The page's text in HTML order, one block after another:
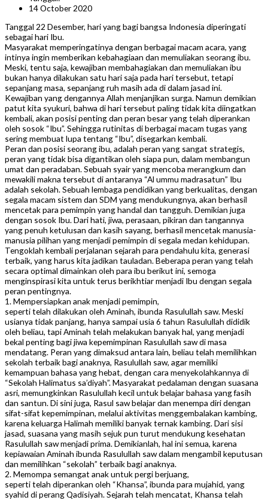
14 October 2020
Tanggal 22 Desember, hari yang bagi bangsa Indonesia diperingati
sebagai hari Ibu.
Masyarakat memperingatinya dengan berbagai macam acara, yang
intinya ingin memberikan kebahagiaan dan memuliakan seorang ibu.
Meski, tentu saja, kewajiban membahagiakan dan memuliakan ibu
bukan hanya dilakukan satu hari saja pada hari tersebut, tetapi
sepanjang masa, sepanjang ruh masih ada di dalam jasad ini.
Kewajiban yang dengannya Allah menjanjikan surga. Namun demikian
patut kita syukuri, bahwa di hari tersebut paling tidak kita diingatkan
kembali, akan posisi penting dan peran besar yang telah diperankan
oleh sosok “Ibu”. Sehingga rutinitas di berbagai macam tugas yang
sering membuat lupa tentang “Ibu”, disegarkan kembali.
Peran dan posisi seorang ibu, adalah peran yang sangat strategis,
peran yang tidak bisa digantikan oleh siapa pun, dalam membangun
umat dan peradaban. Sebuah syair yang mencoba merangkum dan
mewakili makna tersebut di antaranya “Al ummu madrasatun” Ibu
adalah sekolah. Sebuah lembaga pendidikan yang berkualitas, dengan
segala macam sistem dan SDM yang mendukungnya, akan berhasil
mencetak para pemimpin yang handal dan tangguh. Demikian juga
dengan sosok Ibu. Dari hati, jiwa, perasaan, pikiran dan tangannya
yang penuh ketulusan dan kasih sayang, berhasil mencetak manusia-
manusia pilihan yang menjadi pemimpin di segala medan kehidupan.
Tengoklah kembali perjalanan sejarah para pendahulu kita, generasi
terbaik, yang harus kita jadikan tauladan. Beberapa peran yang telah
secara optimal dimainkan oleh para ibu berikut ini, semoga
menginspirasi kita untuk terus berikhtiar menjadi Ibu dengan segala
peran pentingnya.
1. Mempersiapkan anak menjadi pemimpin,
seperti telah dilakukan oleh Aminah, ibunda Rasulullah saw. Meski
usianya tidak panjang, hanya sampai usia 6 tahun Rasulullah dididik
oleh beliau, tapi Aminah telah melakukan banyak hal, yang menjadi
bekal penting bagi jiwa kepemimpinan Rasulullah saw di masa
mendatang. Peran yang dimaksud antara lain, beliau telah memilihkan
sekolah terbaik bagi anaknya, Rasulullah saw, agar memiliki
kemampuan bahasa yang hebat, dengan cara menyekolahkannya di
“Sekolah Halimatus sa’diyah”. Masyarakat pedalaman dengan suasana
asri, memungkinkan Rasulullah kecil untuk belajar bahasa yang fasih
dan santun. Di sini juga, Rasul saw belajar dan menempa diri dengan
sifat-sifat kepemimpinan, melalui aktivitas menggembalakan kambing,
karena keluarga Halimah memiliki banyak ternak kambing. Dari sisi
jasad, suasana yang masih sejuk pun turut mendukung kesehatan
Rasulullah saw menjadi prima. Demikianlah, hal ini semua, karena
kepiawaian Aminah ibunda Rasulullah saw dalam mengambil keputusan
dan memilihkan “sekolah” terbaik bagi anaknya.
2. Memompa semangat anak untuk pergi berjuang,
seperti telah diperankan oleh “Khansa”, ibunda para mujahid, yang
syahid di perang Qadisiyah. Sejarah telah mencatat, Khansa telah